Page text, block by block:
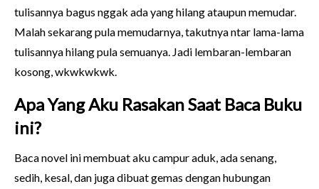
tulisannya bagus nggak ada yang hilang ataupun memudar.
Malah sekarang pula memudarnya, takutnya ntar lama-lama
tulisannya hilang pula semuanya. Jadi lembaran-lembaran
kosong, wkwkwkwk.
Apa Yang Aku Rasakan Saat Baca Buku
ini?
Baca novel ini membuat aku campur aduk, ada senang,
sedih, kesal, dan juga dibuat gemas dengan hubungan